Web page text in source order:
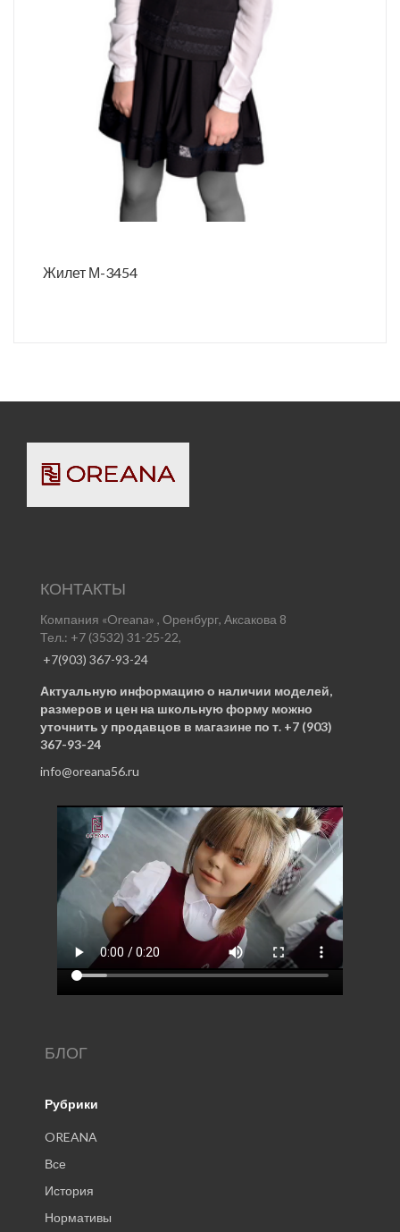
Жилет М-3454
КОНТАКТЫ
Компания «Oreana» , Оренбург, Аксакова 8
Тел.: +7 (3532) 31-25-22,
+7(903) 367-93-24
Актуальную информацию о наличии моделей,
размеров и цен на школьную форму можно
уточнить у продавцов в магазине по т. +7 (903)
367-93-24
info@oreana56.ru
БЛОГ
Рубрики
OREANA
Все
История
Нормативы